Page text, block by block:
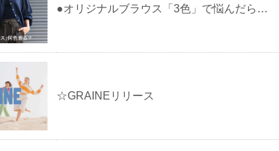
●オリジナルブラウス「3色」で悩んだら…
☆GRAINEリリース